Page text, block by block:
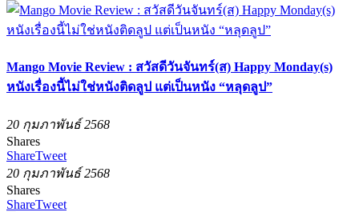
Mango Movie Review : สวัสดีวันจันทร์(ส) Happy Monday(s)
หนังเรื่องนี้ไม่ใช่หนังติดลูป แต่เป็นหนัง “หลุดลูป”
20 กุมภาพันธ์ 2568
Shares
ShareTweet
20 กุมภาพันธ์ 2568
Shares
ShareTweet